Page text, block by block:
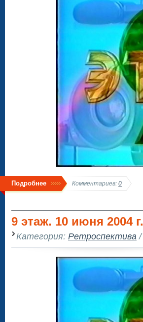
Подробнее Комментариев: 0
9 этаж. 10 июня 2004 г.
Категория: Ретроспектива /